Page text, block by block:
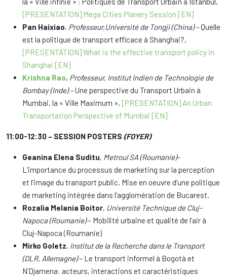
[PRESENTATION] Mega Cities Planery Session [EN]
Pan Haixiao, Professeur,Université de Tongji (China) –Quelle
est la politique de transport efficace à Shanghai?,
[PRESENTATION] What is the effective transport policy in
Shanghai [EN]
Krishna Rao, Professeur, Institut Indien de Technologie de
Bombay (Inde) –Une perspective du Transport Urbain à
Mumbai, la « Ville Maximum », [PRESENTATION] An Urban
Transportation Perspective of Mumbai [EN]
11:00-12:30 – SESSION POSTERS (FOYER)
Geanina Elena Suditu, Metroul SA (Roumanie)–
L’importance du processus de marketing sur la perception
et l’image du transport public. Mise en oeuvre d’une politique
de marketing intégrée dans l’agglomération de Bucarest.
Rozalia Melania Boitor, Université Technique de Cluj-
Napoca (Roumanie)– Mobilité urbaine et qualité de l’air à
Cluj-Napoca (Roumanie)
Mirko Goletz, Institut de la Recherche dans le Transport
(DLR, Allemagne)– Le transport informel à Bogotà et
N’Djamena: acteurs, interactions et caractéristiques